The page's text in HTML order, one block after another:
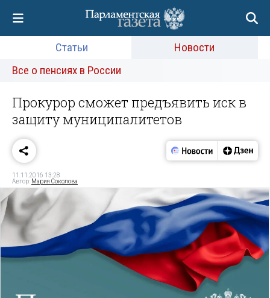
Статьи
Новости
Все о пенсиях в России
Прокурор сможет предъявить иск в
защиту муниципалитетов
11.11.2016 13:28
Автор: Мария Соколова